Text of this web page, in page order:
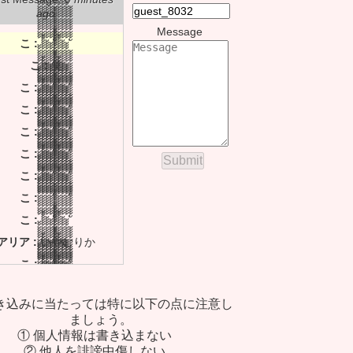
ago
こ :้้้้้้้้้้้้้้้ ้้้้้้้้้้้้้้้้้้้ ้้้้้้้้้้้้้้้้้ ้้้้้้้้้้้้้้้้ ั้้้้้้้้้้้้้้้้้้้้้้้้้้้้้้ ้้้้้้้้้้้้้้้้้้้ ้้้้้้้้้้้้้้้้้ ้้้้้้้้้้้้้้้้ ั้้้้้้้้้้้้้
こ :笑
こ :้้้้้้้้้้้้้้้ ้้้้้้้้้้้้้้้้้้้ ้้้้้้้้้้้้้้้้้ ้้้้้้้้้้้้้้้้ ั้้้้้้้้้้้้้้้้้้้้้้้้้้้้้้ ้้้้้้้้้้้้้้้้้้้ ้้้้้้้้้้้้้้้้้ ้้้้้้้้้้้้้้้้ ั้้้้้้้้้้้้้
こ :้้้้้้้้้้้้้้้ ้้้้้้้้้้้้้้้้้้้ ้้้้้้้้้้้้้้้้้ ้้้้้้้้้้้้้้้้ ั้้้้้้้้้้้้้้้้้้้้้้้้้้้้้้ ้้้้้้้้้้้้้้้้้้้ ้้้้้้้้้้้้้้้้้ ้้้้้้้้้้้้้้้้ ั้้้้้้้้้้้้้
こ :้้้้้้้้้้้้้้้ ้้้้้้้้้้้้้้้้้้้ ้้้้้้้้้้้้้้้้้ ้้้้้้้้้้้้้้้้ ั้้้้้้้้้้้้้้้้้้้้้้้้้้้้้้ ้้้้้้้้้้้้้้้้้้้ ้้้้้้้้้้้้้้้้้ ้้้้้้้้้้้้้้้้ ั้้้้้้้้้้้้้
こ :้้้้้้้้้้้้้้้ ้้้้้้้้้้้้้้้้้้้ ้้้้้้้้้้้้้้้้้ ้้้้้้้้้้้้้้้้ ั้้้้้้้้้้้้้้้้้้้้้้้้้้้้้้ ้้้้้้้้้้้้้้้้้้้ ้้้้้้้้้้้้้้้้้ ้้้้้้้้้้้้้้้้ ั้้้้้้้้้้้้้
こ :้้้้้้้้้้้้้้้ ้้้้้้้้้้้้้้้้้้้ ้้้้้้้้้้้้้้้้้ ้้้้้้้้้้้้้้้้ ั้้้้้้้้้้้้้้้้้้้้้้้้้้้้้้ ้้้้้้้้้้้้้้้้้้้ ้้้้้้้้้้้้้้้้้ ้้้้้้้้้้้้้้้้ ั้้้้้้้้้้้้้
こ :้้้้้้้้้้้้้้้ ้้้้้้้้้้้้้้้้้้้ ้้้้้้้้้้้้้้้้้ ้้้้้้้้้้้้้้้้ ั้้้้้้้้้้้้้้้้้้้้้้้้้้้้้้ ้้้้้้้้้้้้้้้้้้้ ้้้้้้้้้้้้้้้้้ ้้้้้้้้้้้้้้้้ ั้้้้้้้้้้้้้
こ :้้้้้้้้้้้้้้้ ้้้้้้้้้้้้้้้้้้้ ้้้้้้้้้้้้้้้้้ ้้้้้้้้้้้้้้้้ ั้้้้้้้้้้้้้้้้้้้้้้้้้้้้้้ ้้้้้้้้้้้้้้้้้้้ ้้้้้้้้้้้้้้้้้ ้้้้้้้้้้้้้้้้ ั้้้้้้้้้้้้้
リア :いやむりか
こ :้้้้้้้้้้้้้้้ ้้้้้้้้้้้้้้้้้้้ ้้้้้้้้้้้้้้้้้ ้้้้้้้้้้้้้้้้ ั้้้้้้้้้้้้้้้้้้้้้้้้้้้้้้ ้้้้้้้้้้้้้้้้้้้ ้้้้้้้้้้้้้้้้้ ้้้้้้้้้้้้้้้้ ั้้้้้้้้้้้้้
こ :้้้้้้้้้้้้้้้ ้้้้้้้้้้้้้้้้้้้ ้้้้้้้้้้้้้้้้้ ้้้้้้้้้้้้้้้้ ั้้้้้้้้้้้้้้้้้้้้้้้้้้้้้้ ้้้้้้้้้้้้้้้้้้้ ้้้้้้้้้้้้้้้้้ ้้้้้้้้้้้้้้้้ ั้้้้้้้้้้้้้
こ :้้้้้้้้้้้้้้้ ้้้้้้้้้้้้้้้้้้้ ้้้้้้้้้้้้้้้้้ ้้้้้้้้้้้้้้้้ ั้้้้้้้้้้้้้้้้้้้้้้้้้้้้้้ ้้้้้้้้้้้้้้้้้้้ ้้้้้้้้้้้้้้้้้ ้้้้้้้้้้้้้้้้ ั้้้้้้้้้้้้้
Message
みに当たっては特に以下の点に注意し
ましょう。
① 個人情報は書き込まない